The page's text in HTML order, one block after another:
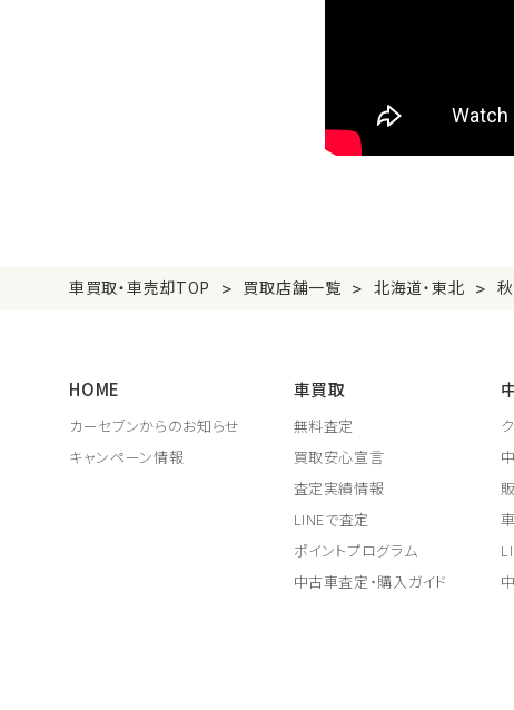
車買取・車売却TOP > 買取店舗一覧 > 北海道・東北 >
HOME
カーセブンからのお知らせ
キャンペーン情報
車買取
無料査定
買取安心宣言
査定実績情報
LINEで査定
ポイントプログラム
中古車査定・購入ガイド